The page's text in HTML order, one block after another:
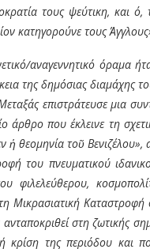
τους ψεύτικη, και
κατηγορούνε τους
αναγεννητικό όραμα
της δημόσιας διαμάχης
επιστράτευσε μια
άρθρο που έκλεινε τη
θεομηνία τοῦ Βενιζέλου»,
του πνευματικού
φιλελεύθερου,
Καταστροφή
στη ζωτικής
της περιόδου και